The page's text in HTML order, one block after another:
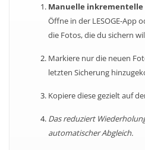
Manuelle inkrementelle
Öffne in der LESOGE-App
die Fotos, die du sichern
Markiere nur die neuen
letzten Sicherung
Kopiere diese gezielt auf
Das reduziert
automatischer Abgleich.